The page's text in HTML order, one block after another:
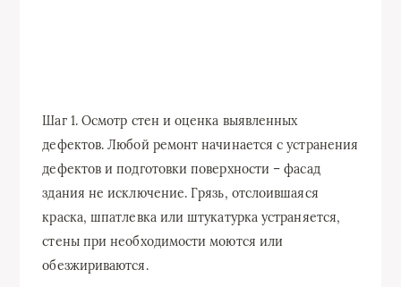
Шаг 1. Осмотр стен и оценка выявленных
дефектов. Любой ремонт начинается с устранения
дефектов и подготовки поверхности – фасад
здания не исключение. Грязь, отслоившаяся
краска, шпатлевка или штукатурка устраняется,
стены при необходимости моются или
обезжириваются.